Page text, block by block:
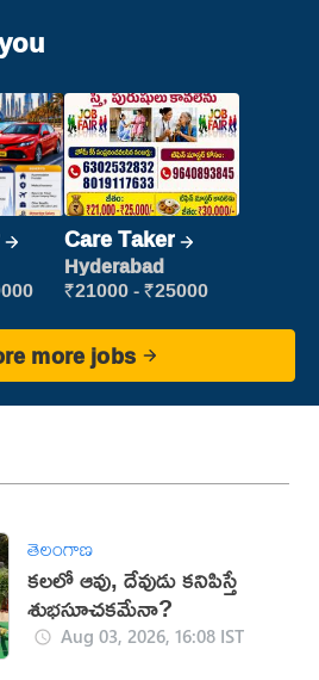
Care Taker
Hyderabad
₹21000 - ₹25000
more jobs
తెలంగాణ
కలలో ఆవు, దేవుడు కనిపిస్తే
శుభసూచకమేనా?
Aug 03, 2026, 16:08 IST